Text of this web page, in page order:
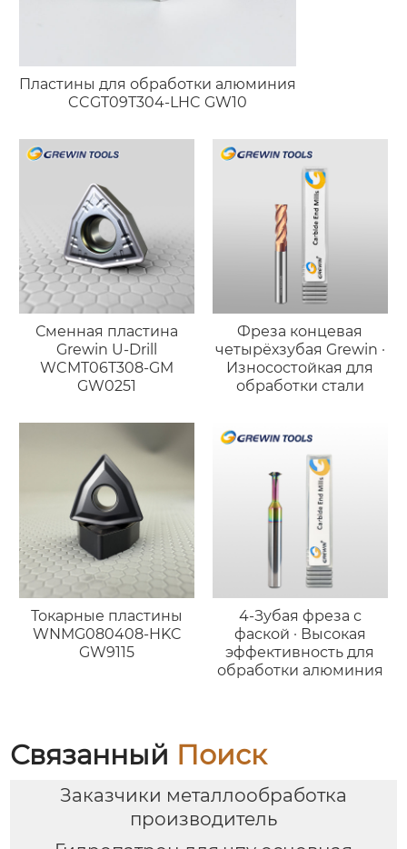
Пластины для обработки алюминия
CCGT09T304-LHC GW10
Сменная пластина
Grewin U-Drill
WCMT06T308-GM
GW0251
Фреза концевая
четырёхзубая Grewin ·
Износостойкая для
обработки стали
Токарные пластины
WNMG080408-HKC
GW9115
4-Зубая фреза с
фаской · Высокая
эффективность для
обработки алюминия
Связанный Поиск
Заказчики металлообработка
производитель